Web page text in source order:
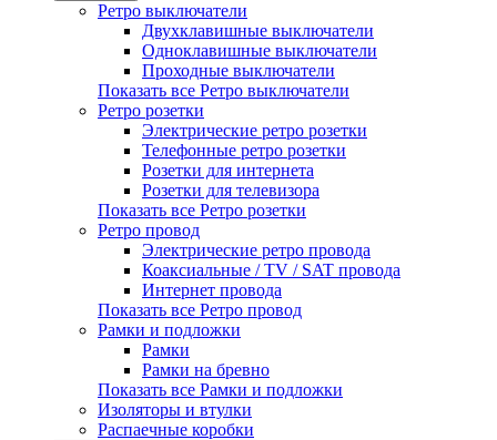
Ретро выключатели
Двухклавишные выключатели
Одноклавишные выключатели
Проходные выключатели
Показать все Ретро выключатели
Ретро розетки
Электрические ретро розетки
Телефонные ретро розетки
Розетки для интернета
Розетки для телевизора
Показать все Ретро розетки
Ретро провод
Электрические ретро провода
Коаксиальные / TV / SAT провода
Интернет провода
Показать все Ретро провод
Рамки и подложки
Рамки
Рамки на бревно
Показать все Рамки и подложки
Изоляторы и втулки
Распаечные коробки